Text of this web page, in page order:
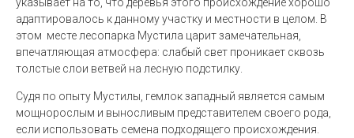
адаптировалось к данному участку и местности в целом. В
этом месте лесопарка Мустила царит замечательная,
впечатляющая атмосфера: слабый свет проникает сквозь
толстые слои ветвей на лесную подстилку.
Судя по опыту Мустилы, гемлок западный является самым
мощнорослым и выносливым представителем своего рода,
если использовать семена подходящего происхождения.